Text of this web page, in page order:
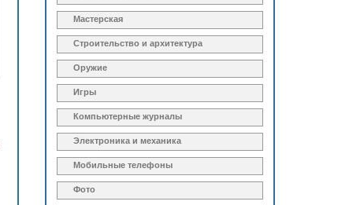
Мастерская
Строительство и архитектура
Оружие
Игры
Компьютерные журналы
Электроника и механика
Мобильные телефоны
Фото